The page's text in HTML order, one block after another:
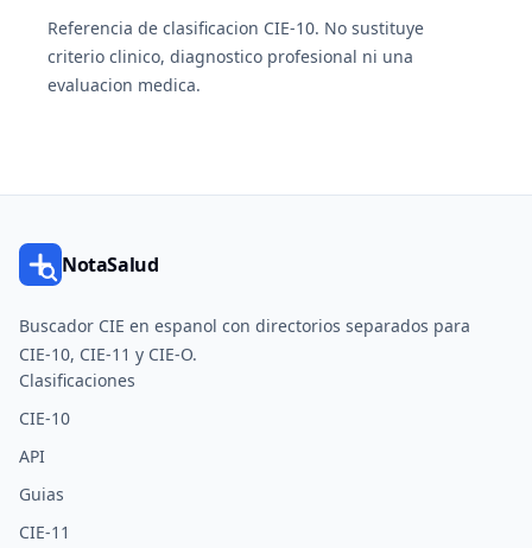
Referencia de clasificacion CIE-10. No sustituye
criterio clinico, diagnostico profesional ni una
evaluacion medica.
NotaSalud
Buscador CIE en espanol con directorios separados para
CIE-10, CIE-11 y CIE-O.
Clasificaciones
CIE-10
API
Guias
CIE-11